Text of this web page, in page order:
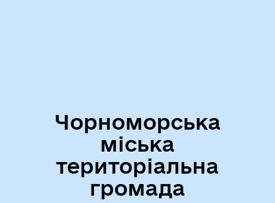
Чорноморська
міська
територіальна
громада